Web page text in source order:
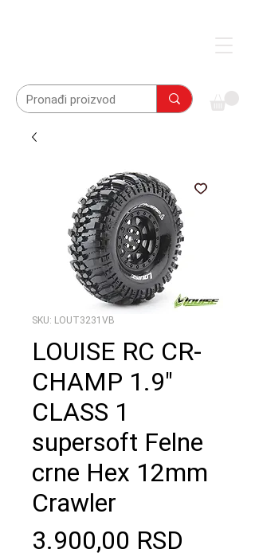
SKU: LOUT3231VB
LOUISE RC CR-
CHAMP 1.9"
CLASS 1
supersoft Felne
crne Hex 12mm
Crawler
3.900,00 RSD